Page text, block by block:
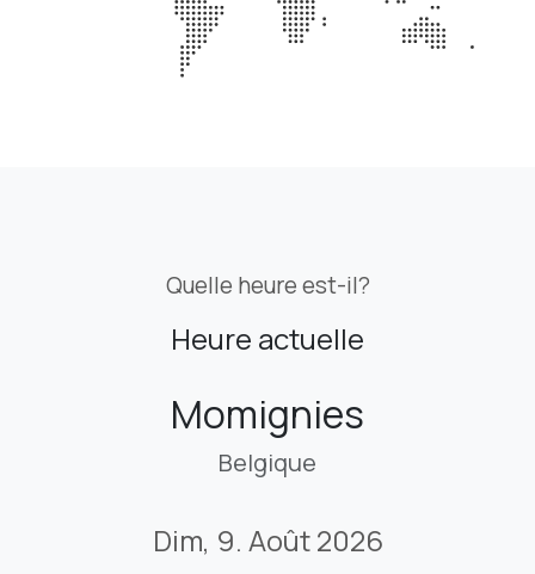
Quelle heure est-il?
Heure actuelle
Momignies
Belgique
Dim, 9. Août 2026